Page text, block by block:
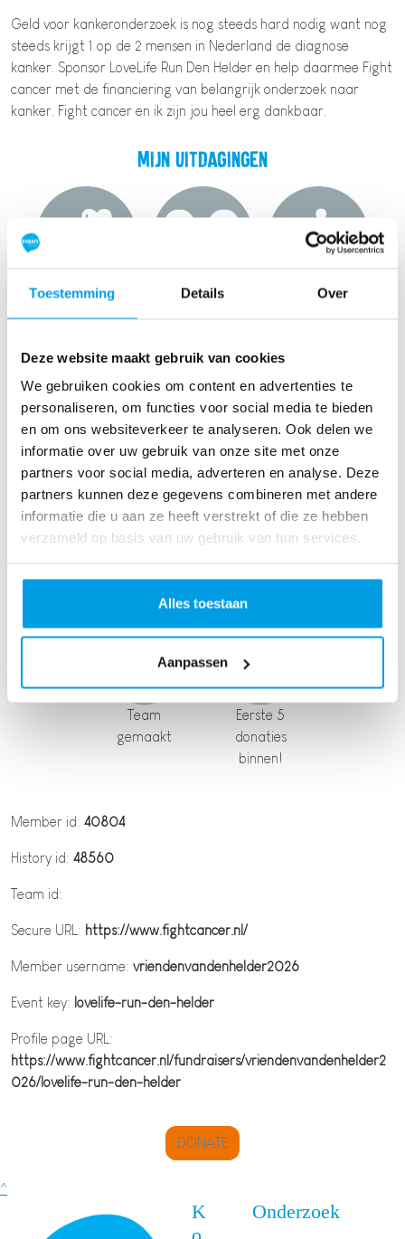
Toestemming Details Over
Deze website maakt gebruik van cookies
We gebruiken cookies om content en advertenties te
personaliseren, om functies voor social media te bieden
en om ons websiteverkeer te analyseren. Ook delen we
informatie over uw gebruik van onze site met onze
partners voor social media, adverteren en analyse. Deze
partners kunnen deze gegevens combineren met andere
informatie die u aan ze heeft verstrekt of die ze hebben
verzameld op basis van uw gebruik van hun services.
Alles toestaan
Aanpassen
Geld voor kankeronderzoek is nog steeds hard nodig want nog
steeds krijgt 1 op de 2 mensen in Nederland de diagnose
kanker. Sponsor LoveLife Run Den Helder en help daarmee Fight
cancer met de financiering van belangrijk onderzoek naar
kanker. Fight cancer en ik zijn jou heel erg dankbaar.
Mijn uitdagingen
Zelf een
eerste
gedaan
Pagina
Blog bericht
Profielfoto
toegevoegd
Streefbedra
g gehaald
Streefbedra
g hoger dan
Team
gemaakt
Eerste 5
donaties
binnen!
Member id: 40804
History id: 48560
Team id:
Secure URL: https://www.fightcancer.nl/
Member username: vriendenvandenhelder2026
Event key: lovelife-run-den-helder
Profile page URL:
https://www.fightcancer.nl/fundraisers/vriendenvandenhelder2
026/lovelife-run-den-helder
DONATE
^
K
Onderzoek